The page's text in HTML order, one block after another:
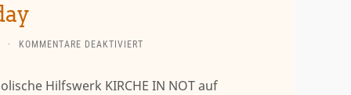
· KOMMENTARE DEAKTIVIERTFÜR
Hilfswerk KIRCHE IN NOT auf